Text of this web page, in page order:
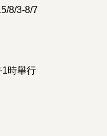
8/3-8/7
1時舉行